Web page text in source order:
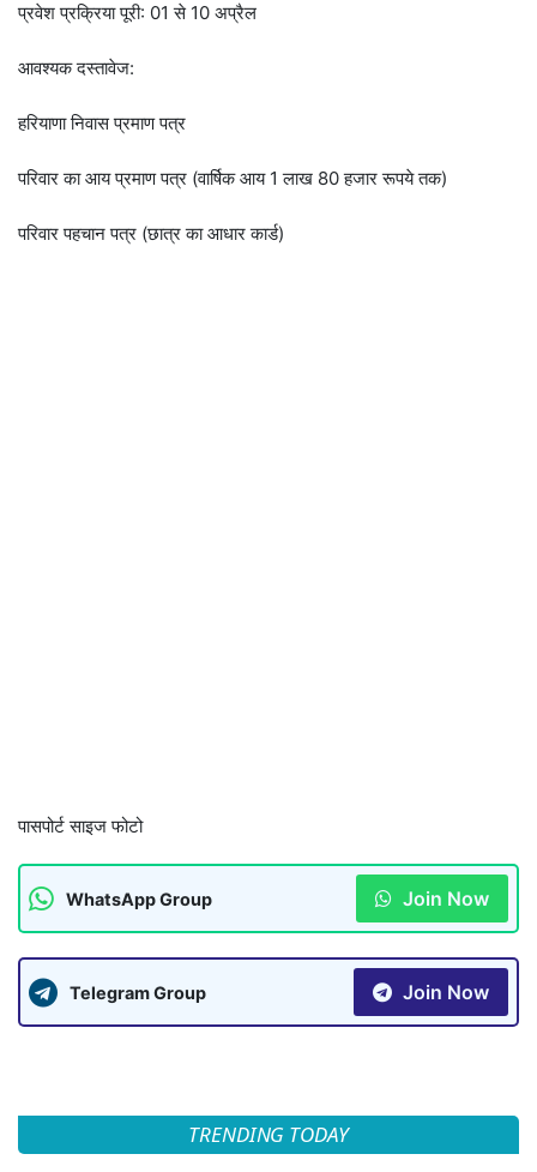
प्रवेश प्रक्रिया पूरी: 01 से 10 अप्रैल
आवश्यक दस्तावेज:
हरियाणा निवास प्रमाण पत्र
परिवार का आय प्रमाण पत्र (वार्षिक आय 1 लाख 80 हजार रूपये तक)
परिवार पहचान पत्र (छात्र का आधार कार्ड)
पासपोर्ट साइज फोटो
WhatsApp Group Join Now
Telegram Group Join Now
TRENDING TODAY